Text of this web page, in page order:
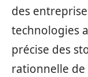
des
technologies
précise des
rationnelle de